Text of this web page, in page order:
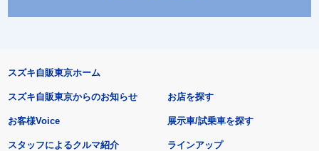
スズキ自販東京ホーム
スズキ自販東京からのお知らせ
お客様Voice
スタッフによるクルマ紹介
お店を探す
展示車/試乗車を探す
ラインアップ